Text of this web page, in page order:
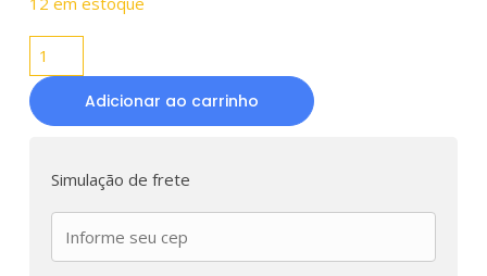
Adicionar ao carrinho
Simulação de frete